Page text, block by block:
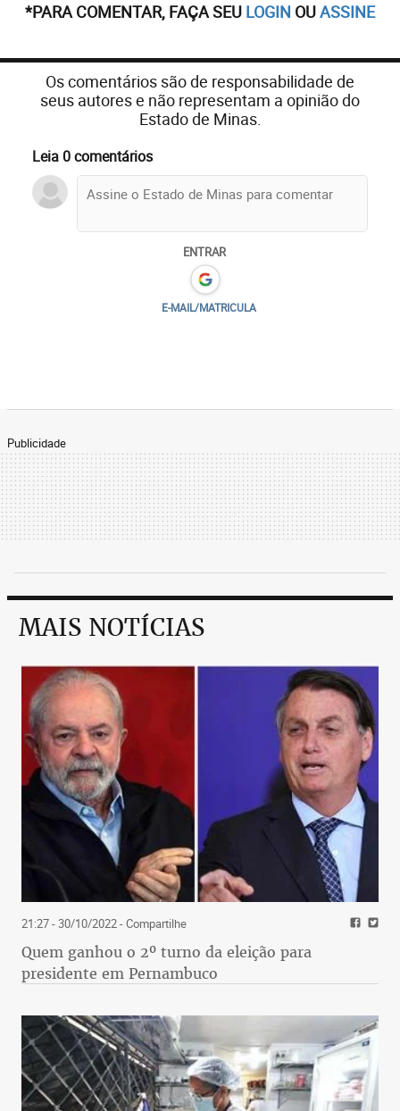
*PARA COMENTAR, FAÇA SEU LOGIN OUASSINE
Os comentários são de responsabilidade de
seus autores e não representam a opinião do
Estado de Minas.
Leia 0 comentários
ENTRAR
E-MAIL/MATRICULA
Publicidade
MAIS NOTÍCIAS
21:27 - 30/10/2022- Compartilhe
Quem ganhou o 2º turno da eleição para
presidente em Pernambuco